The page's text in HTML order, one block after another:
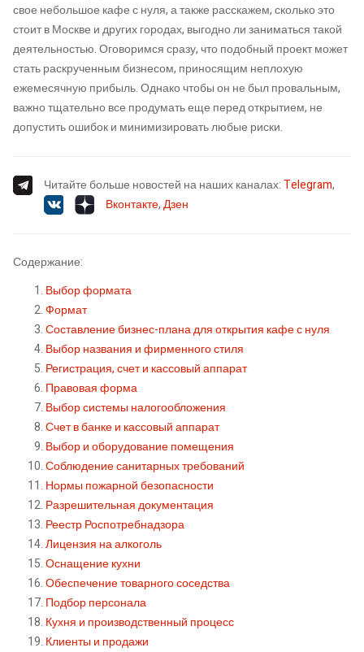
свое небольшое кафе с нуля, а также расскажем, сколько это
стоит в Москве и других городах, выгодно ли заниматься такой
деятельностью. Оговоримся сразу, что подобный проект может
стать раскрученным бизнесом, приносящим неплохую
ежемесячную прибыль. Однако чтобы он не был провальным,
важно тщательно все продумать еще перед открытием, не
допустить ошибок и минимизировать любые риски.
Читайте больше новостей на наших каналах:Telegram,
Вконтакте,Дзен
Содержание:
Выбор формата
Формат
Составление бизнес-плана для открытия кафе с нуля
Выбор названия и фирменного стиля
Регистрация, счет и кассовый аппарат
Правовая форма
Выбор системы налогообложения
Счет в банке и кассовый аппарат
Выбор и оборудование помещения
Соблюдение санитарных требований
Нормы пожарной безопасности
Разрешительная документация
Реестр Роспотребнадзора
Лицензия на алкоголь
Оснащение кухни
Обеспечение товарного соседства
Подбор персонала
Кухня и производственный процесс
Клиенты и продажи